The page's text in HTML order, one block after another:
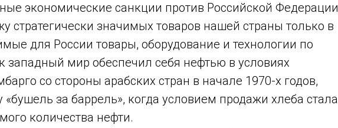
экономические санкции против Российской Федерации
стратегически значимых товаров нашей страны только в
для России товары, оборудование и технологии по
западный мир обеспечил себя нефтью в условиях
со стороны арабских стран в начале 1970-х годов,
за баррель», когда условием продажи хлеба стала
количества нефти.